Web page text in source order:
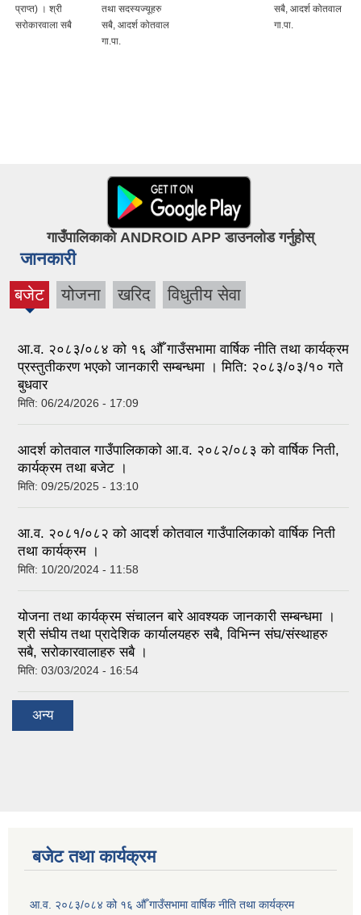
प्राप्त) । श्री
सरोकारवाला सबै
तथा सदस्यज्यूहरु
सबै, आदर्श कोतवाल
गा.पा.
सबै, आदर्श कोतवाल
गा.पा.
गाउँपालिकाको ANDROID APP डाउनलोड गर्नुहोस्
जानकारी
बजेट
(active
योजना खरिद विधुतीय सेवा
आ.व. २०८३/०८४ को १६ औँ गाउँसभामा वार्षिक नीति तथा कार्यक्रम
प्रस्तुतीकरण भएको जानकारी सम्बन्धमा । मिति: २०८३/०३/१० गते
बुधवार
मिति: 06/24/2026 - 17:09
आदर्श कोतवाल गाउँपालिकाको आ.व. २०८२/०८३ को वार्षिक निती,
कार्यक्रम तथा बजेट ।
मिति: 09/25/2025 - 13:10
आ.व. २०८१/०८२ को आदर्श कोतवाल गाउँपालिकाको वार्षिक निती
तथा कार्यक्रम ।
मिति: 10/20/2024 - 11:58
योजना तथा कार्यक्रम संचालन बारे आवश्यक जानकारी सम्बन्धमा ।
श्री संघीय तथा प्रादेशिक कार्यालयहरु सबै, विभिन्‍न संघ/संस्थाहरु
सबै, सरोकारवालाहरु सबै ।
मिति: 03/03/2024 - 16:54
अन्य
बजेट तथा कार्यक्रम
आ.व. २०८३/०८४ को १६ औँ गाउँसभामा वार्षिक नीति तथा कार्यक्रम